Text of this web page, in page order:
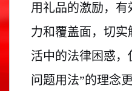
用礼品的激励，有
力和覆盖面，切实
活中的法律困惑，
问题用法”的理念